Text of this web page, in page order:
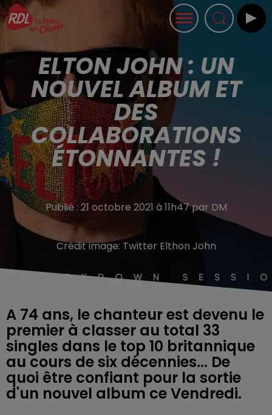
ELTON JOHN : UN
NOUVEL ALBUM ET
DES
COLLABORATIONS
ÉTONNANTES !
Publié : 21 octobre 2021 à 11h47 par DM
Crédit image: Twitter Elthon John
A 74 ans, le chanteur est devenu le
premier à classer au total 33
singles dans le top 10 britannique
au cours de six décennies... De
quoi être confiant pour la sortie
d'un nouvel album ce Vendredi.